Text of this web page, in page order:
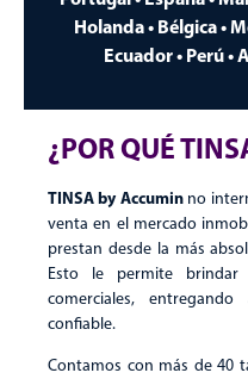
Holanda • Bélgica •
Ecuador • Perú •
¿POR QUÉ
TINSA by Accumin no
venta en el mercado
prestan desde la más
Esto le permite brindar
comerciales,
confiable.
Contamos con más de 40